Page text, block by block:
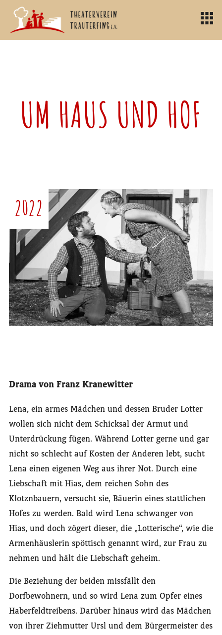
UM HAUS UND HOF
2022
Drama von Franz Kranewitter
Lena, ein armes Mädchen und dessen Bruder Lotter
wollen sich nicht dem Schicksal der Armut und
Unterdrückung fügen. Während Lotter gerne und gar
nicht so schlecht auf Kosten der Anderen lebt, sucht
Lena einen eigenen Weg aus ihrer Not. Durch eine
Liebschaft mit Hias, dem reichen Sohn des
Klotznbauern, versucht sie, Bäuerin eines stattlichen
Hofes zu werden. Bald wird Lena schwanger von
Hias, und doch zögert dieser, die „Lotterische“, wie die
Armenhäuslerin spöttisch genannt wird, zur Frau zu
nehmen und hält die Liebschaft geheim.
Die Beziehung der beiden missfällt den
Dorfbewohnern, und so wird Lena zum Opfer eines
Haberfeldtreibens. Darüber hinaus wird das Mädchen
von ihrer Ziehmutter Ursl und dem Bürgermeister des